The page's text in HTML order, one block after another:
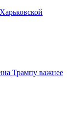
Трампу важнее